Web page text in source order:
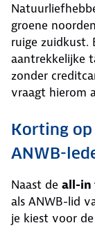
groene
ruige zuidkust.
aantrekkelijke
zonder
vraagt hierom
Korting
ANWB-
Naast de all-in
als ANWB-lid
je kiest voor